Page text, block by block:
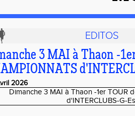
EDITOS
3 MAI à Thaon -
2026